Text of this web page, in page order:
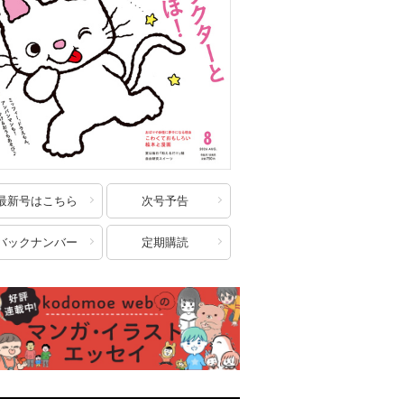
新号はこちら 次号予告
ックナンバー 定期購読